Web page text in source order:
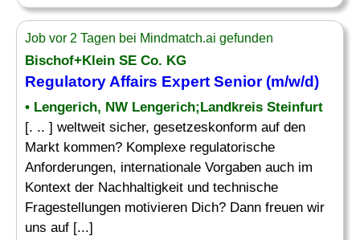
Job vor 2 Tagen bei Mindmatch.ai gefunden
Bischof+Klein SE Co. KG
Regulatory Affairs Expert Senior (m/w/d)
• Lengerich, NW Lengerich;Landkreis Steinfurt
[. .. ] weltweit sicher, gesetzeskonform auf den
Markt kommen? Komplexe regulatorische
Anforderungen, internationale Vorgaben auch im
Kontext der Nachhaltigkeit und technische
Fragestellungen motivieren Dich? Dann freuen wir
uns auf [...]